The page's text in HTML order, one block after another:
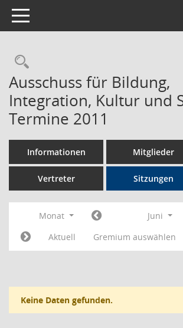
Toggle navigation
Rechercheauswahl
Ausschuss für Bildung,
Integration, Kultur und
Termine 2011
Informationen Mitglieder
Vertreter Sitzungen
Monat Juni
Aktuell
Gremium auswählen
Keine Daten gefunden.